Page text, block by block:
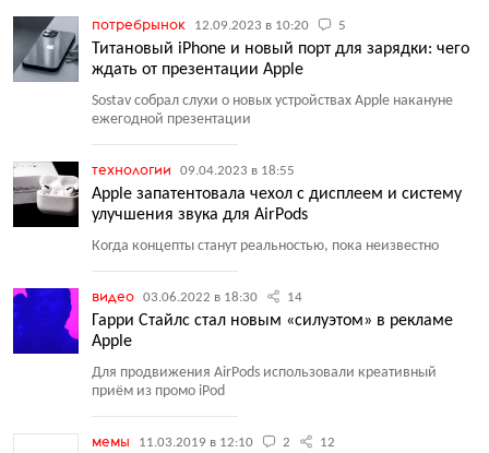
потребрынок 12.09.2023 в 10:20 5
Титановый iPhone и новый порт для зарядки: чего
ждать от презентации Apple
Sostav собрал слухи о новых устройствах Apple накануне
ежегодной презентации
технологии 09.04.2023 в 18:55
Apple запатентовала чехол с дисплеем и систему
улучшения звука для AirPods
Когда концепты станут реальностью, пока неизвестно
видео 03.06.2022 в 18:30 14
Гарри Стайлс стал новым «силуэтом» в рекламе
Apple
Для продвижения AirPods использовали креативный
приём из промо iPod
мемы 11.03.2019 в 12:10 2 12